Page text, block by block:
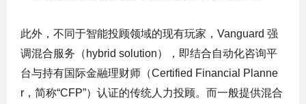
此外，不同于智能投顾领域的现有玩家，Vanguard 强
调混合服务（hybrid solution），即结合自动化咨询平
台与持有国际金融理财师 （Certified Financial Planne
r，简称“CFP”）认证的传统人力投顾。而一般提供混合